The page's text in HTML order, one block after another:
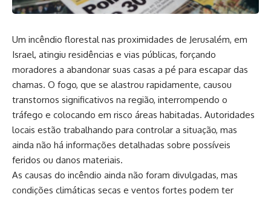
Um incêndio florestal nas proximidades de Jerusalém, em
Israel, atingiu residências e vias públicas, forçando
moradores a abandonar suas casas a pé para escapar das
chamas. O fogo, que se alastrou rapidamente, causou
transtornos significativos na região, interrompendo o
tráfego e colocando em risco áreas habitadas. Autoridades
locais estão trabalhando para controlar a situação, mas
ainda não há informações detalhadas sobre possíveis
feridos ou danos materiais.
As causas do incêndio ainda não foram divulgadas, mas
condições climáticas secas e ventos fortes podem ter